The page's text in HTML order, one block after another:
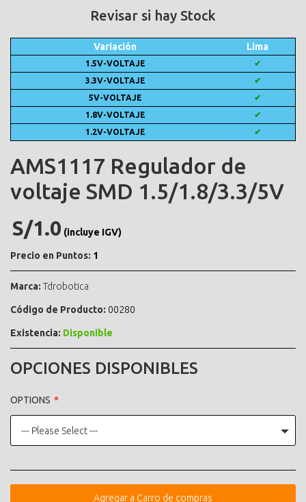
Revisar si hay Stock
Variación Lima
1.5V-VOLTAJE
✔
3.3V-VOLTAJE
✔
5V-VOLTAJE
✔
1.8V-VOLTAJE
✔
1.2V-VOLTAJE
✔
AMS1117 Regulador de
voltaje SMD 1.5/1.8/3.3/5V
S/1.0 (incluye IGV)
Precio en Puntos: 1
Marca: Tdrobotica
Código de Producto: 00280
Existencia: Disponible
OPCIONES DISPONIBLES
OPTIONS
--- Please Select ---
Agregar a Carro de compras